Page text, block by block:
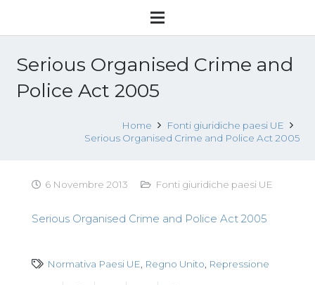
Serious Organised Crime and
Police Act 2005
Home
Fonti giuridiche paesi UE
Serious Organised Crime and Police Act 2005
6 Novembre 2013 Fonti giuridiche paesi UE
Serious Organised Crime and Police Act 2005
Normativa Paesi UE Regno Unito Repressione